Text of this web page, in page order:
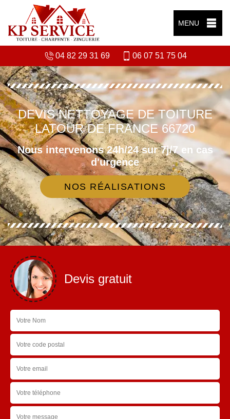
MENU
04 82 29 31 69 06 07 51 75 04
DEVIS NETTOYAGE DE TOITURE
LATOUR DE FRANCE 66720
Nous intervenons 24h/24 sur 7j/7 en cas
d'urgence
NOS RÉALISATIONS
Devis gratuit